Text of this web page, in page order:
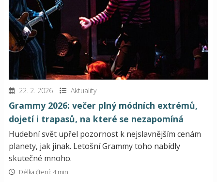
22. 2. 2026 Aktuality
Grammy 2026: večer plný módních extrémů,
dojetí i trapasů, na které se nezapomíná
Hudební svět upřel pozornost k nejslavnějším cenám
planety, jak jinak. Letošní Grammy toho nabídly
skutečné mnoho.
Délka čtení: 4 min